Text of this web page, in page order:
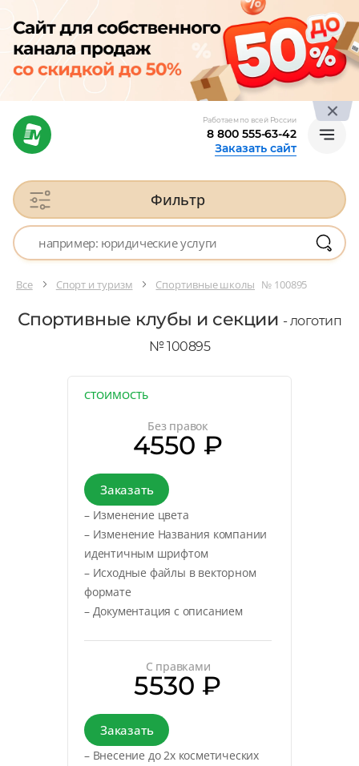
Работаем по всей России
8 800 555-63-42
Заказать сайт
Фильтр
Все Спорт и туризм Спортивные школы № 100895
Спортивные клубы и секции - логотип
№ 100895
СТОИМОСТЬ
Без правок
4550 ₽
Заказать
– Изменение цвета
– Изменение Названия компании
идентичным шрифтом
– Исходные файлы в векторном
формате
– Документация с описанием
С правками
5530 ₽
Заказать
– Внесение до 2х косметических